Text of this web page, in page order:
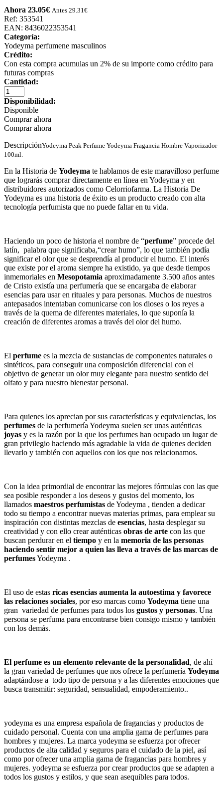
Ahora 23.05€ Antes 29.31 €
Ref: 353541
EAN: 8436022353541
Categoría:
Yodeyma perfumene masculinos
Crédito:
Con esta compra acumulas un 2% de su importe como crédito para
futuras compras
Cantidad:
Disponibilidad:
Disponible
Comprar ahora
Comprar ahora
DescripciónYodeyma Peak Perfume Yodeyma Fragancia Hombre Vaporizador
100ml.
En la Historia de Yodeyma te hablamos de este maravilloso perfume
que lograrás comprar directamente en línea en Yodeyma y en
distribuidores autorizados como Celorriofarma. La Historia De
Yodeyma es una historia de éxito es un producto creado con alta
tecnología perfumista que no puede faltar en tu vida.
Haciendo un poco de historia el nombre de “perfume” procede del
latín, palabra que significaba,“crear humo”, lo que también podía
significar el olor que se desprendía al producir el humo. El interés
que existe por el aroma siempre ha existido, ya que desde tiempos
inmemoriales en Mesopotamia aproximadamente 3.500 años antes
de Cristo existía una perfumería que se encargaba de elaborar
esencias para usar en rituales y para personas. Muchos de nuestros
antepasados intentaban comunicarse con los dioses o los reyes a
través de la quema de diferentes materiales, lo que suponía la
creación de diferentes aromas a través del olor del humo.
El perfume es la mezcla de sustancias de componentes naturales o
sintéticos, para conseguir una composición diferencial con el
objetivo de generar un olor muy elegante para nuestro sentido del
olfato y para nuestro bienestar personal.
Para quienes los aprecian por sus características y equivalencias, los
perfumes de la perfumería Yodeyma suelen ser unas auténticas
joyas y es la razón por la que los perfumes han ocupado un lugar de
gran privilegio haciendo más agradable la vida de quienes deciden
llevarlo y también con aquellos con los que nos relacionamos.
Con la idea primordial de encontrar las mejores fórmulas con las que
sea posible responder a los deseos y gustos del momento, los
llamados maestros perfumistas de Yodeyma , tienden a dedicar
todo su tiempo a encontrar nuevas materias primas, para emplear su
inspiración con distintas mezclas de esencias, hasta desplegar su
creatividad y con ello crear auténticas obras de arte con las que
buscan perdurar en el tiempo y en la memoria de las personas
haciendo sentir mejor a quien las lleva a través de las marcas de
perfumesYodeyma .
El uso de estas ricas esencias aumenta la autoestima y favorece
las relaciones sociales, por eso marcas como Yodeyma tiene una
gran variedad de perfumes para todos los gustos y personas. Una
persona se perfuma para encontrarse bien consigo mismo y también
con los demás.
El perfume es un elemento relevante de la personalidad, de ahí
la gran variedad de perfumes que nos ofrece la perfumería Yodeyma
adaptándose a todo tipo de persona y a las diferentes emociones que
busca transmitir: seguridad, sensualidad, empoderamiento..
yodeyma es una empresa española de fragancias y productos de
cuidado personal. Cuenta con una amplia gama de perfumes para
hombres y mujeres. La marca yodeyma se esfuerza por ofrecer
productos de alta calidad y seguros para el cuidado de la piel, así
como por ofrecer una amplia gama de fragancias para hombres y
mujeres. yodeyma se esfuerza por crear productos que se adapten a
todos los gustos y estilos, y que sean asequibles para todos.